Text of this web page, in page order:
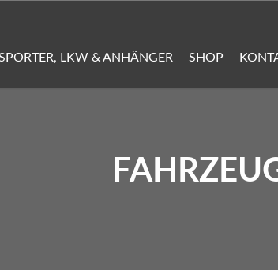
LKW & ANHÄNGER SHOP